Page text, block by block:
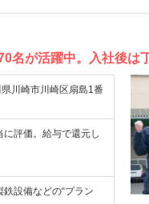
名が活躍中。入社後は
川崎市川崎区扇島1番
評価。給与で還元し
設備などの“プラン